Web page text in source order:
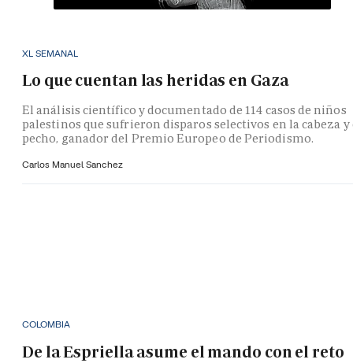
XL SEMANAL
Lo que cuentan las heridas en Gaza
El análisis científico y documentado de 114 casos de niños
palestinos que sufrieron disparos selectivos en la cabeza y
pecho, ganador del Premio Europeo de Periodismo.
Carlos Manuel Sanchez
COLOMBIA
De la Espriella asume el mando con el reto